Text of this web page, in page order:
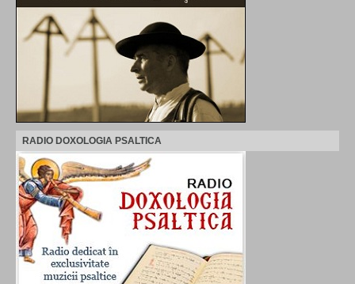
RADIO DOXOLOGIA PSALTICA